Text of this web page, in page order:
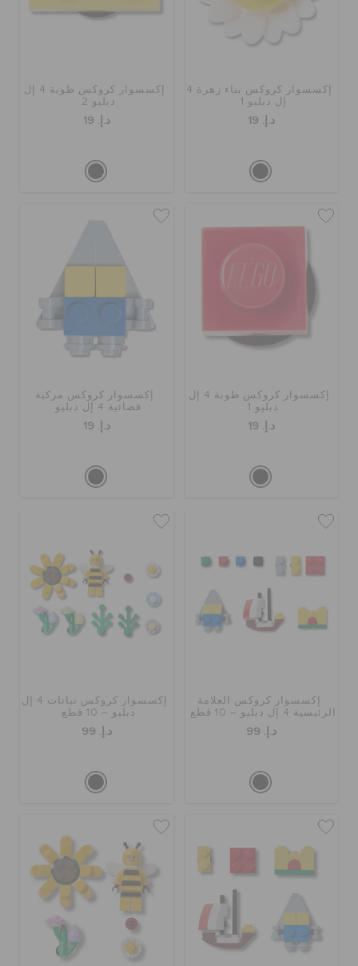
حالة الطلبية
خدمة العملاء
إكسسوار كروكس بناء زهرة 4
إل دبليو 1
د.إ. 19
إكسسوار كروكس طوبة 4 إل
دبليو 2
د.إ. 19
إكسسوار كروكس طوبة 4 إل
دبليو 1
د.إ. 19
إكسسوار كروكس مركبة
فضائية 4 إل دبليو
د.إ. 19
إكسسوار كروكس العلامة
الرئيسية 4 إل دبليو – 10 قطع
د.إ. 99
إكسسوار كروكس نباتات 4 إل
دبليو – 10 قطع
د.إ. 99